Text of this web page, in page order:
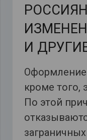
И
кроме того,
По этой